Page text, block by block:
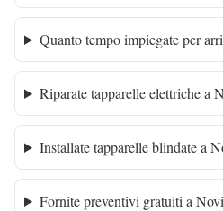
Quanto tempo impiegate per
Riparate tapparelle elettriche a
Installate tapparelle blindate a
Fornite preventivi gratuiti a